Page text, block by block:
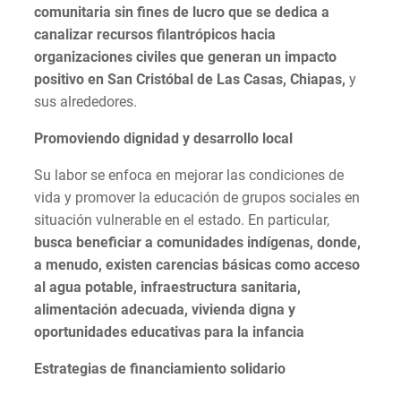
comunitaria sin fines de lucro que se dedica a
canalizar recursos filantrópicos hacia
organizaciones civiles que generan un impacto
positivo en San Cristóbal de Las Casas, Chiapas, y
sus alrededores.
Promoviendo dignidad y desarrollo local
Su labor se enfoca en mejorar las condiciones de
vida y promover la educación de grupos sociales en
situación vulnerable en el estado. En particular,
busca beneficiar a comunidades indígenas, donde,
a menudo, existen carencias básicas como acceso
al agua potable, infraestructura sanitaria,
alimentación adecuada, vivienda digna y
oportunidades educativas para la infancia
Estrategias de financiamiento solidario